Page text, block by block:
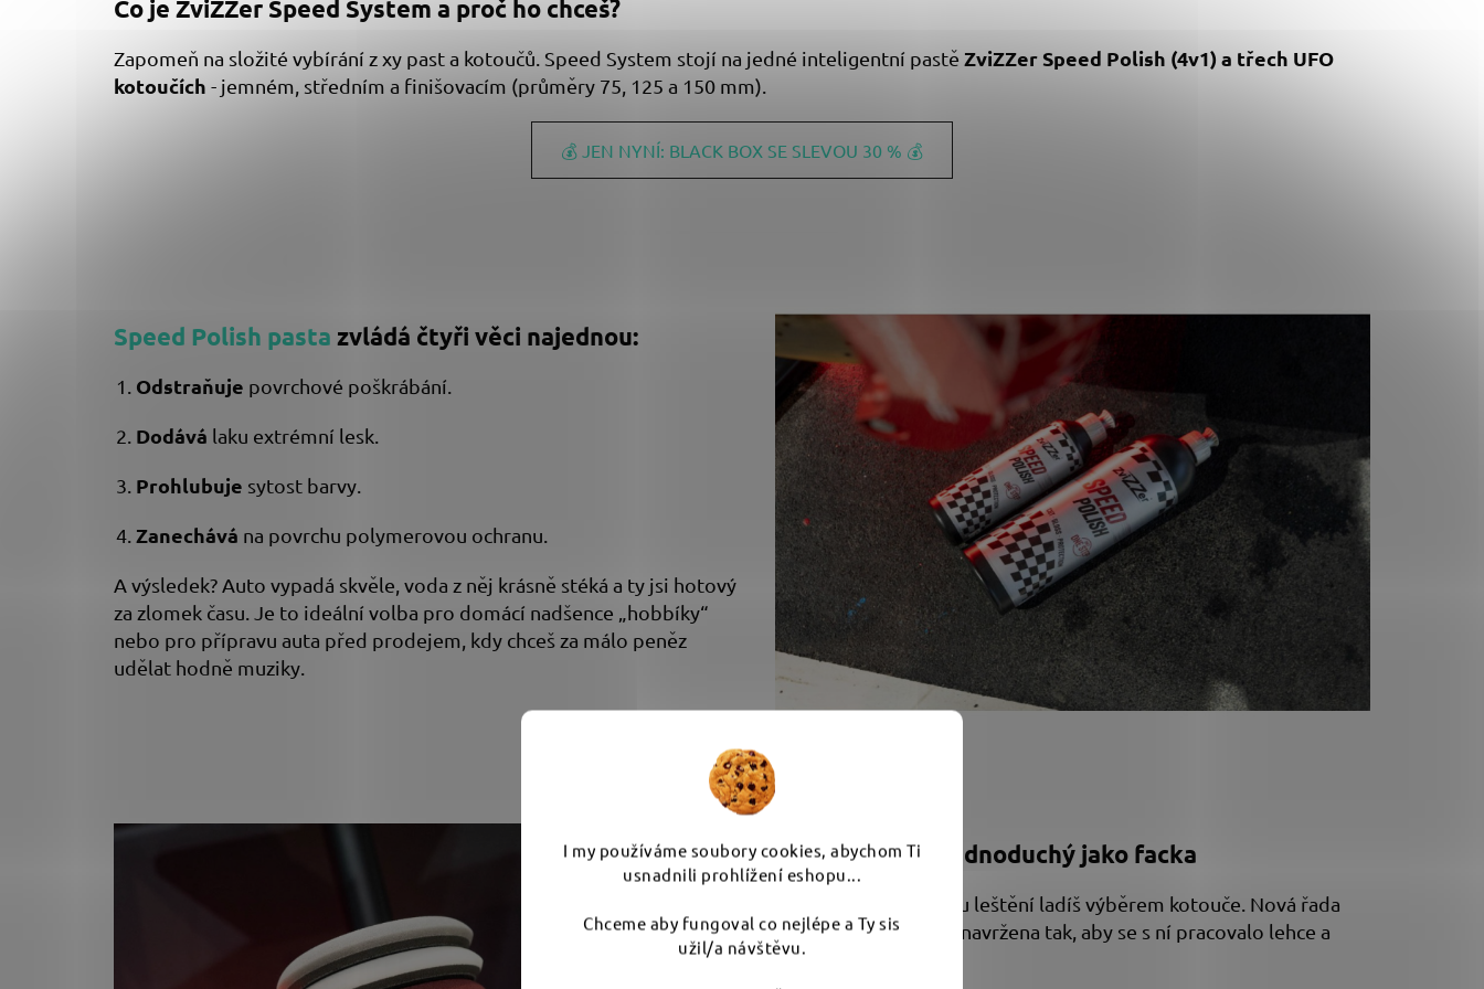
I my používáme soubory cookies, abychom Ti
usnadnili prohlížení eshopu...
Chceme aby fungoval co nejlépe a Ty sis
užil/a návštěvu.
Co je ZviZZer Speed System a proč ho chceš?
Zapomeň na složité vybírání z xy past a kotoučů. Speed System stojí na jedné inteligentní pastě ZviZZer Speed Polish (4v1) a třech UFO
kotoučích - jemném, středním a finišovacím (průměry 75, 125 a 150 mm).
💰 JEN NYNÍ: BLACK BOX SE SLEVOU 30 % 💰
Speed Polish pasta zvládá čtyři věci najednou:
Odstraňuje povrchové poškrábání.
Dodává laku extrémní lesk.
Prohlubuje sytost barvy.
Zanechává na povrchu polymerovou ochranu.
A výsledek? Auto vypadá skvěle, voda z něj krásně stéká a ty jsi hotový
za zlomek času. Je to ideální volba pro domácí nadšence „hobbíky“
nebo pro přípravu auta před prodejem, kdy chceš za málo peněz
udělat hodně muziky.
Výběr kotouče: jednoduchý jako facka
Pasta je jen jedna a sílu leštění ladíš výběrem kotouče. Nová řada
Thermo UFO Pads
je navržena tak, aby se s ní pracovalo lehce a
bezpečně: